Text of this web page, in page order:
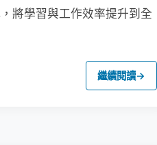
將學習與工作效率提升到全
繼續閱讀→